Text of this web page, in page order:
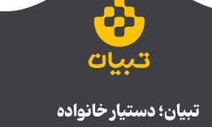
تبیان؛ دستیار خانواده